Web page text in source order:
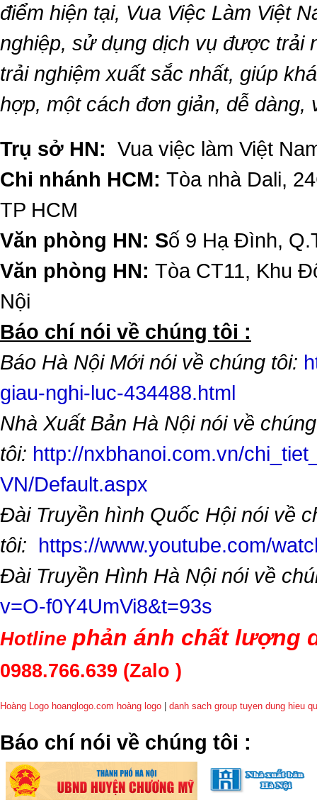
điểm hiện tại, Vua Việc Làm Việt
nghiệp, sử dụng dịch vụ được trải
trải nghiệm xuất sắc nhất, giúp
hợp, một cách đơn giản, dễ dàng,
Trụ sở HN: Vua việc làm Việt
Chi nhánh HCM: Tòa nhà Dali,
TP HCM
Văn phòng HN: Số 9 Hạ Đình,
Văn phòng HN: Tòa CT11, Khu
Nội
​Báo chí nói về chúng tôi :
Báo Hà Nội Mới nói về chúng tôi:
giau-nghi-luc-434488.html
Nhà Xuất Bản Hà Nội nói về chúng
tôi: http://nxbhanoi.com.vn/
VN/Default.aspx
Đài Truyền hình Quốc Hội nói về
tôi: https://www.youtube.com/
Đài Truyền Hình Hà Nội nói về
v=O-f0Y4UmVi8&t=93s
Hotline phản ánh chất lượng
0988.766.639 (Zalo )
Hoàng Logo hoanglogo.com hoàng logo danh sach group tuyen dung hieu
​Báo chí nói về chúng tôi :